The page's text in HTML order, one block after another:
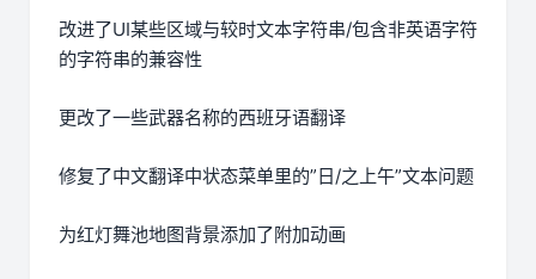
改进了UI某些区域与较时文本字符串/包含非英语字符
的字符串的兼容性
更改了一些武器名称的西班牙语翻译
修复了中文翻译中状态菜单里的”日/之上午”文本问题
为红灯舞池地图背景添加了附加动画